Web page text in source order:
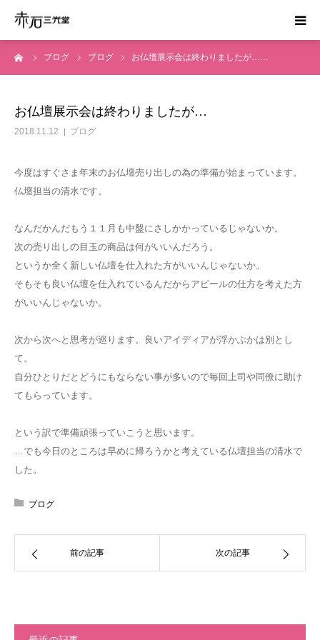
ブログ ブログ お仏壇展示会は終わりましたが……
お仏壇展示会は終わりましたが…
2018.11.12 ブログ
今度はすぐさま年末のお仏壇売り出しの為の準備が始まっています。
仏壇担当の清水です。
なんだかんだもう１１月も中盤にさしかかっているじゃないか。
次の売り出しの目玉の商品は何がいいんだろう。
というか全く新しい仏壇を仕入れた方がいいんじゃないか。
そもそも良い仏壇を仕入れているんだからアピールの仕方を考えた方
がいいんじゃないか。
次から次へと思考が巡ります。良いアイディアが浮かぶかは別とし
て。
自分ひとりだとどうにもならない事が多いので毎回上司や同僚に助け
てもらっています。
という訳で準備頑張っていこうと思います。
…でも今日のところは早めに帰ろうかと考えている仏壇担当の清水で
した。
ブログ
前の記事 次の記事
ホーム
運営会社
資料請求